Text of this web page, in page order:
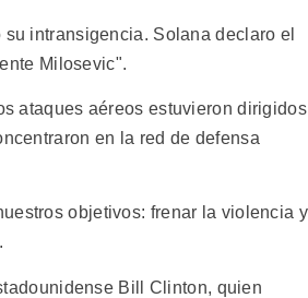
intransigencia. Solana declaro el
Milosevic".
ataques aéreos estuvieron dirigidos
en la red de defensa
objetivos: frenar la violencia y
Bill Clinton, quien